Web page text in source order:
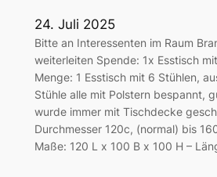
24. Juli 2025
Bitte an Interessenten im Raum
weiterleiten Spende: 1x Esstisch
Menge: 1 Esstisch mit 6 Stühlen,
Stühle alle mit Polstern bespannt,
wurde immer mit Tischdecke
Durchmesser 120c, (normal) bis
Maße: 120 L x 100 B x 100 H –